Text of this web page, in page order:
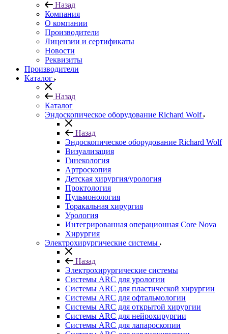
Назад
Компания
О компании
Производители
Лицензии и сертификаты
Новости
Реквизиты
Производители
Каталог
Назад
Каталог
Эндоскопическое оборудование Richard Wolf
Назад
Эндоскопическое оборудование Richard Wolf
Визуализация
Гинекология
Артроскопия
Детская хирургия/урология
Проктология
Пульмонология
Торакальная хирургия
Урология
Интегрированная операционная Core Nova
Хирургия
Электрохирургические системы
Назад
Электрохирургические системы
Системы ARC для урологии
Системы ARC для пластической хирургии
Системы ARC для офтальмологии
Системы ARC для открытой хирургии
Системы ARC для нейрохирургии
Системы ARC для лапароскопии